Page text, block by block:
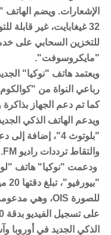
32 غيغابايت، غير قابلة
للتخزين السحابي على
"مايكروسوفت".
ويدعم الهاتف الذكي
والتقاط ترددات راديو FM
.
الذكي الجديد في أوروبا